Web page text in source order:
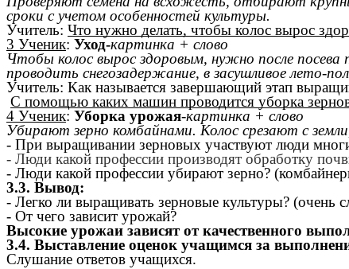
сроки с учетом особенностей культуры.
Учитель: Что нужно делать, чтобы колос вырос
3 Ученик: Уход-картинка + слово
Чтобы колос вырос здоровым, нужно после посева
проводить снегозадержание, в засушливое лето-
Учитель: Как называется завершающий этап
С помощью каких машин проводится уборка
4 Ученик: Уборка урожая-картинка + слово
Убирают зерно комбайнами. Колос срезают с
- При выращивании зерновых участвуют люди
- Люди какой профессии производят обработку
- Люди какой профессии убирают зерно?
3.3. Вывод:
- Легко ли выращивать зерновые культуры? (очень
- От чего зависит урожай?
Высокие урожаи зависят от качественного
3.4. Выставление оценок учащимся за
Слушание ответов учащихся.